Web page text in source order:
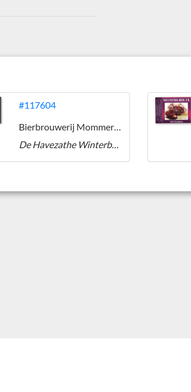
#117604
Bierbrouwerij Mommeriete
De Havezathe Winterbier